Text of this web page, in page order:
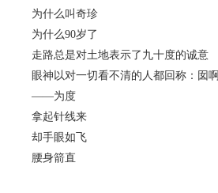
为什么叫奇珍
为什么90岁了
走路总是对土地表示了九十度的诚意
眼神以对一切看不清的人都回称：囡啊
——为度
拿起针线来
却手眼如飞
腰身箭直